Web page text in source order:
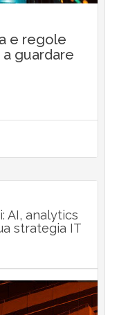
e regole
a guardare
AI, analytics
strategia IT